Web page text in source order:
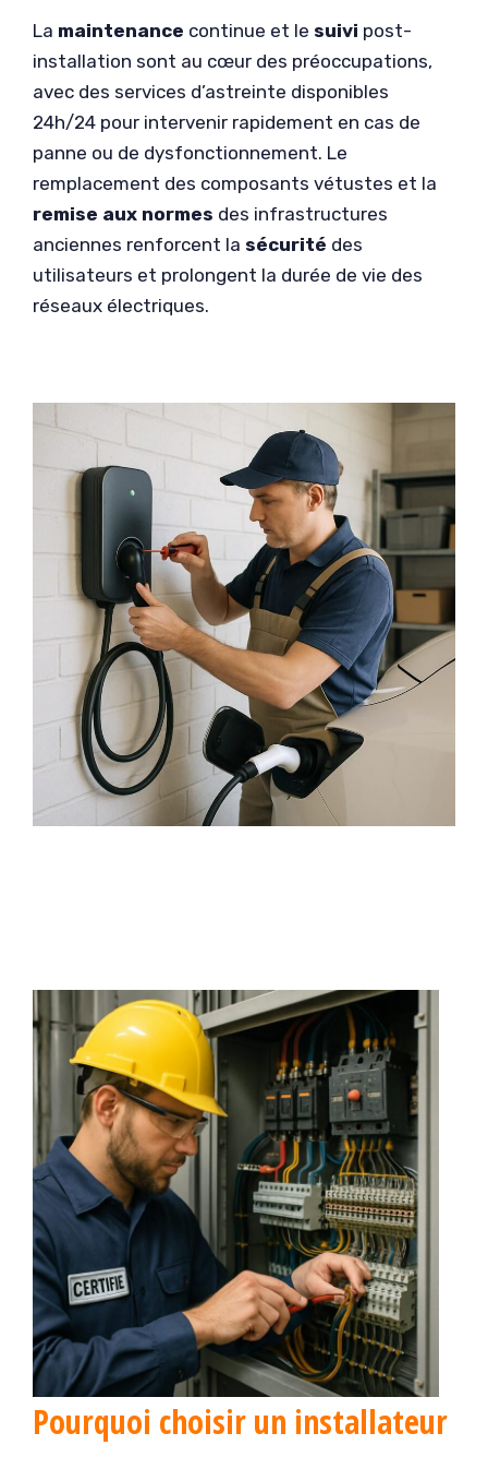
La maintenance continue et le suivi post-
installation sont au cœur des préoccupations,
avec des services d’astreinte disponibles
24h/24 pour intervenir rapidement en cas de
panne ou de dysfonctionnement. Le
remplacement des composants vétustes et la
remise aux normes des infrastructures
anciennes renforcent la sécurité des
utilisateurs et prolongent la durée de vie des
réseaux électriques.
Pourquoi choisir un installateur